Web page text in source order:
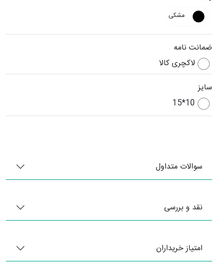
مشکی
ضمانت نامه
لاکچری کالا
سایز
10*15
سوالات متداول
نقد و بررسی
امتیاز خریداران